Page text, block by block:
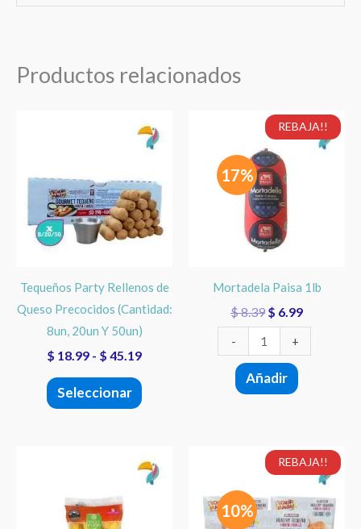
Productos relacionados
Tequeños Party Rellenos de
Queso Precocidos (Cantidad:
8un, 20un Y 50un)
$ 18.99 - $ 45.19
de
precios:
$ 18.99
hasta
$ 45.19
Seleccionar
producto
múltiples
variantes.
Las
pueden
elegir
en
la
página
de
REBAJA!!
17%
Mortadela Paisa 1lb
$8.39
El
precio
original
era:
$ 8.39.
$ 6.99
El
precio
actual
-
Mortadela
1lb
cantidad
+
Añadir
Arracacha
REBAJA!!
10%
El
precio
era:
$ 18.99.
El
precio
actual
es:
$ 17.09.
Tequeños
de
Chía